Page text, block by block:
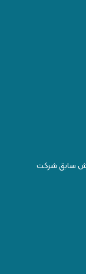
سابق شرکت